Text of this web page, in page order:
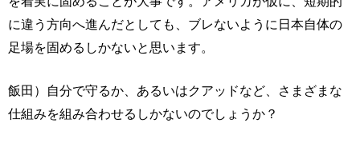
に違う方向へ進んだとしても、ブレないように日本自体の
足場を固めるしかないと思います。
飯田）自分で守るか、あるいはクアッドなど、さまざまな
仕組みを組み合わせるしかないのでしょうか？